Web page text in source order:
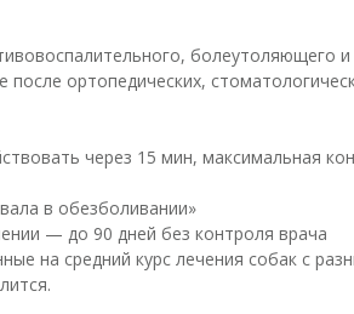
болеутоляющего
ортопедических,
через 15 мин, максимальная
в обезболивании»
— до 90 дней без контроля врача
на средний курс лечения собак с